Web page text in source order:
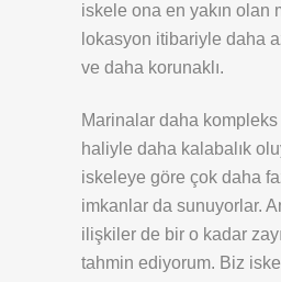
iskele ona en yakın olan
lokasyon itibariyle daha
ve daha korunaklı.
Marinalar daha kompleks
haliyle daha kalabalık
iskeleye göre çok daha
imkanlar da sunuyorlar.
ilişkiler de bir o kadar
tahmin ediyorum. Biz